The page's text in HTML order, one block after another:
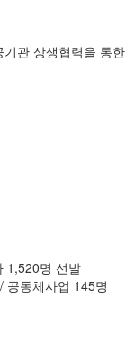
관 상생협력을 통한
1,520명 선발
공동체사업 145명